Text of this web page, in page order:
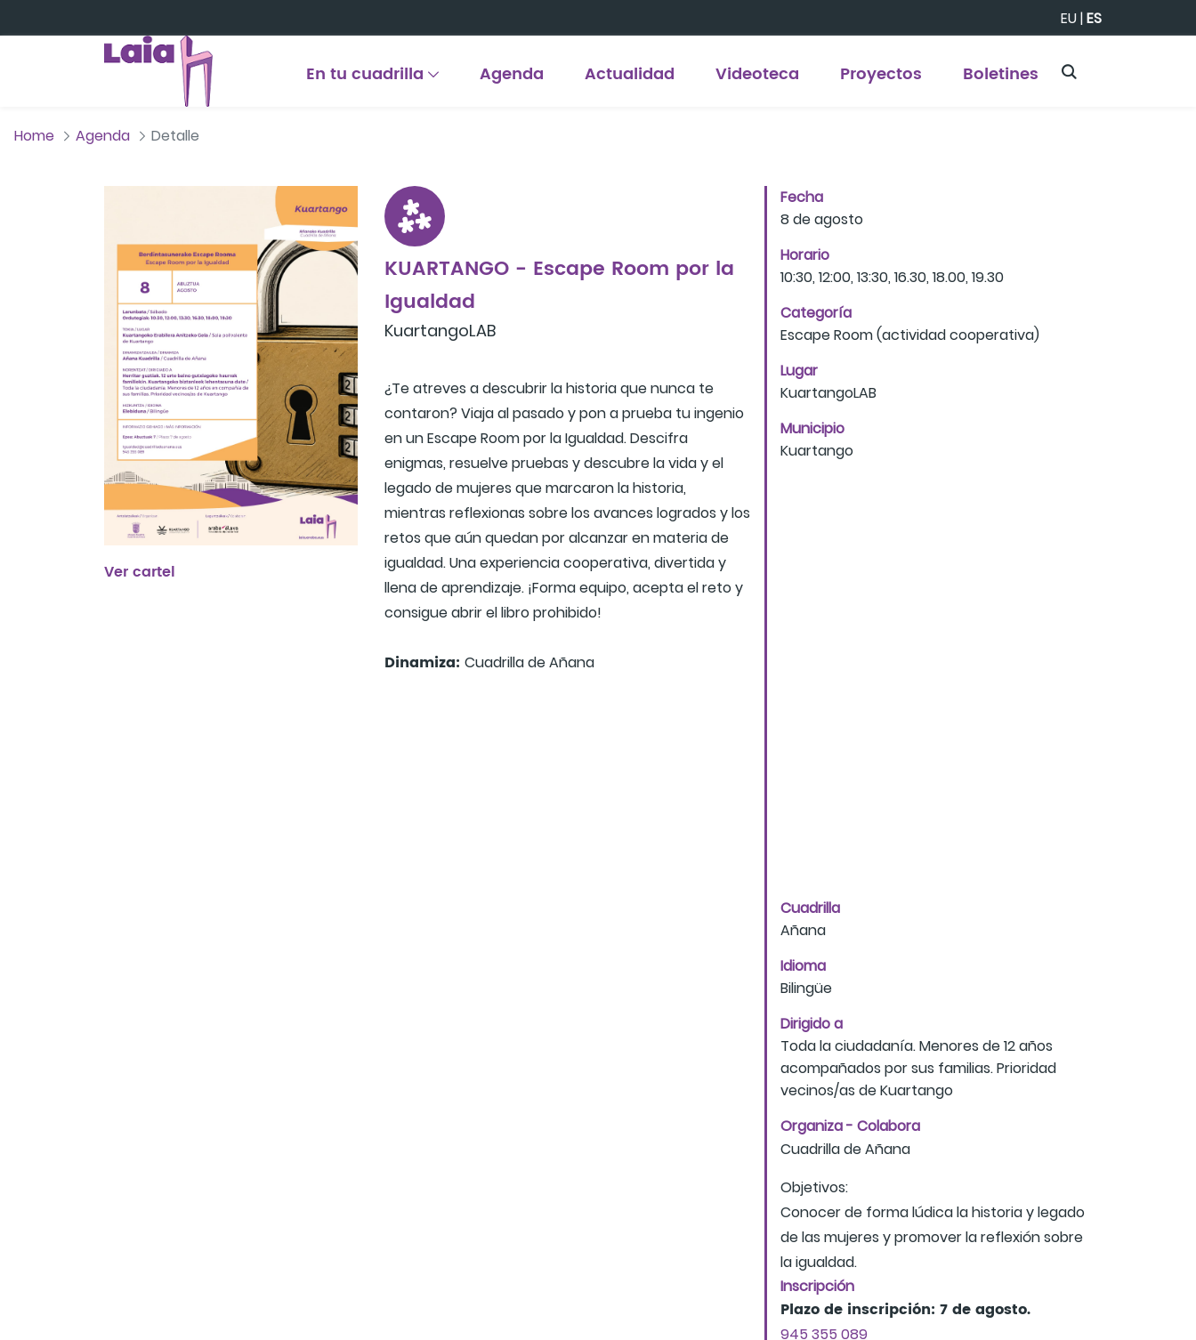
EU|ES
En tu cuadrilla Agenda Actualidad Videoteca Proyectos Boletines
Home Agenda Detalle
Ver cartel
KUARTANGO - Escape Room por la
Igualdad
KuartangoLAB
¿Te atreves a descubrir la historia que nunca te
contaron? Viaja al pasado y pon a prueba tu ingenio
en un Escape Room por la Igualdad. Descifra
enigmas, resuelve pruebas y descubre la vida y el
legado de mujeres que marcaron la historia,
mientras reflexionas sobre los avances logrados y los
retos que aún quedan por alcanzar en materia de
igualdad. Una experiencia cooperativa, divertida y
llena de aprendizaje. ¡Forma equipo, acepta el reto y
consigue abrir el libro prohibido!
Dinamiza:Cuadrilla de Añana
Fecha
8 de agosto
Horario
10:30, 12:00, 13:30, 16.30, 18.00, 19.30
Categoría
Escape Room (actividad cooperativa)
Lugar
KuartangoLAB
Municipio
Kuartango
Cuadrilla
Añana
Idioma
Bilingüe
Dirigido a
Toda la ciudadanía. Menores de 12 años
acompañados por sus familias. Prioridad
vecinos/as de Kuartango
Organiza - Colabora
Cuadrilla de Añana
Objetivos:
Conocer de forma lúdica la historia y legado
de las mujeres y promover la reflexión sobre
la igualdad.
Inscripción
Plazo de inscripción: 7 de agosto.
945 355 089